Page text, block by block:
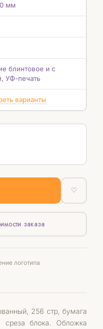
мм
блинтовое и с
УФ-печать
варианты
♡
заказа
логотипа
256 стр, бумага
среза блока. Обложка